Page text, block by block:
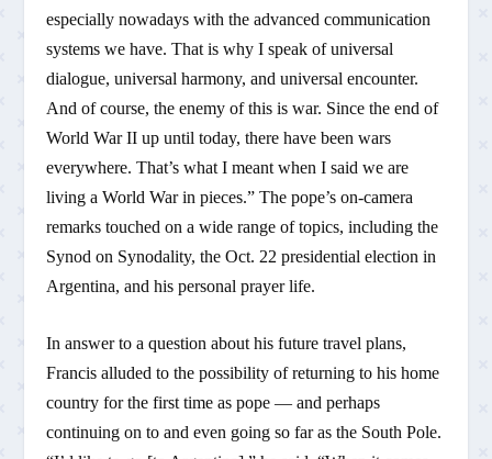
especially nowadays with the advanced communication
systems we have. That is why I speak of universal
dialogue, universal harmony, and universal encounter.
And of course, the enemy of this is war. Since the end of
World War II up until today, there have been wars
everywhere. That’s what I meant when I said we are
living a World War in pieces.” The pope’s on-camera
remarks touched on a wide range of topics, including the
Synod on Synodality, the Oct. 22 presidential election in
Argentina, and his personal prayer life.
In answer to a question about his future travel plans,
Francis alluded to the possibility of returning to his home
country for the first time as pope — and perhaps
continuing on to and even going so far as the South Pole.